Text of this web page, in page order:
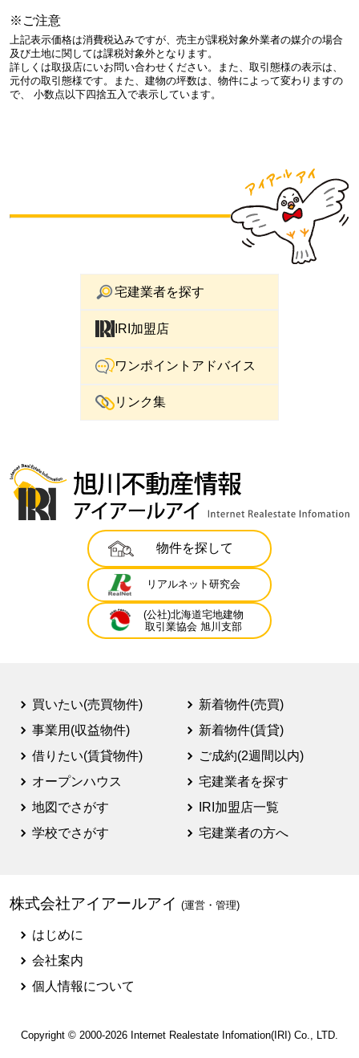
※ご注意
上記表示価格は消費税込みですが、売主が課税対象外業者の媒介の場合
及び土地に関しては課税対象外となります。
詳しくは取扱店にいお問い合わせください。また、取引態様の表示は、
元付の取引態様です。また、建物の坪数は、物件によって変わりますの
で、 小数点以下四捨五入で表示しています。
宅建業者を探す
IRI加盟店
ワンポイントアドバイス
リンク集
物件を探して
リアルネット研究会
(公社)北海道宅地建物
取引業協会 旭川支部
買いたい(売買物件)
事業用(収益物件)
借りたい(賃貸物件)
オープンハウス
地図でさがす
学校でさがす
新着物件(売買)
新着物件(賃貸)
ご成約(2週間以内)
宅建業者を探す
IRI加盟店一覧
宅建業者の方へ
株式会社アイアールアイ (運営・管理)
はじめに
会社案内
個人情報について
Copyright © 2000-2026 Internet Realestate Infomation(IRI) Co., LTD.